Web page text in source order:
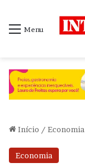
Menu
Início / Economia
Economia